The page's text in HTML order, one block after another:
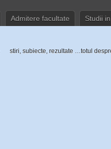
Admitere facultate Studii
stiri, subiecte, rezultate …totul